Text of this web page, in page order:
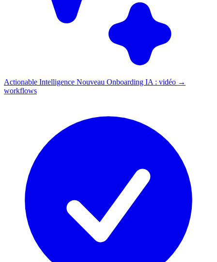
Actionable Intelligence Nouveau Onboarding IA : vidéo →
workflows